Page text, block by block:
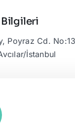
Poyraz Cd.
İstanbul